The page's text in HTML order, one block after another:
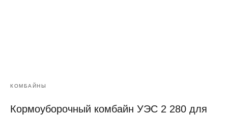
КОМБАЙНЫ
Кормоуборочный комбайн УЭC 2 280 для